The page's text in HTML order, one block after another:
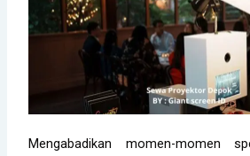
Mengabadikan momen-momen